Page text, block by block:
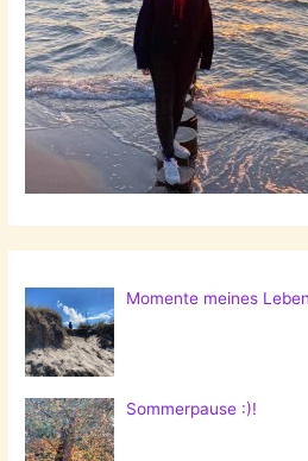
Momente meines
Sommerpause :)!